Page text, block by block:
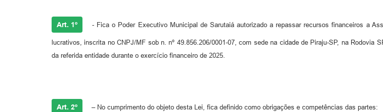
Art. 1º - Fica o Poder Executivo Municipal de Sarutaiá autorizado a repassar recursos financeiros a
lucrativos, inscrita no CNPJ/MF sob n. nº 49.856.206/0001-07, com sede na cidade de Piraju-SP, na
da referida entidade durante o exercício financeiro de 2025.
Art. 2º – No cumprimento do objeto desta Lei, fica definido como obrigações e competências das partes: